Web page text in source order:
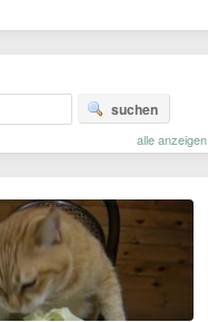
suchen
alle anzeigen